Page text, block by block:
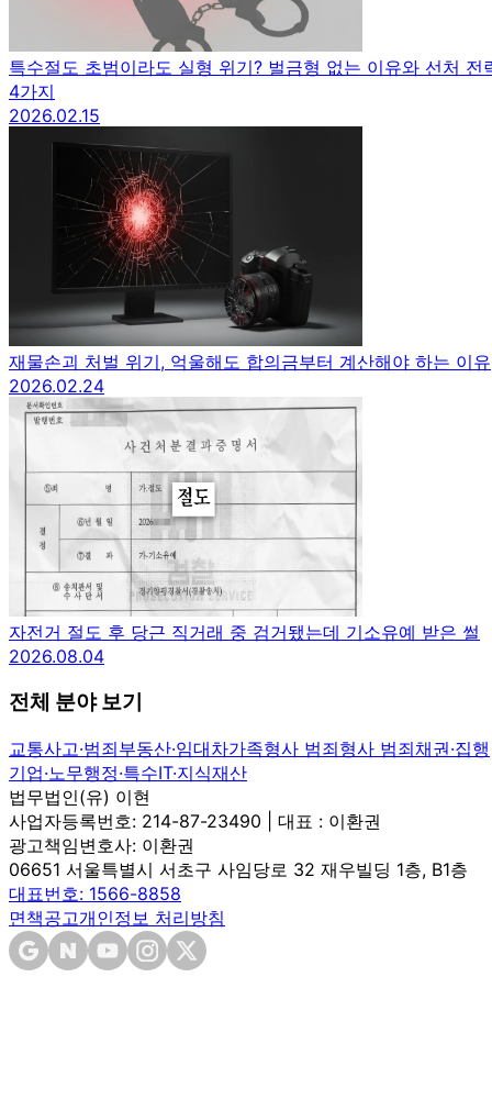
특수절도 초범이라도 실형 위기? 벌금형 없는 이유와 선처 전
4가지
2026.02.15
재물손괴 처벌 위기, 억울해도 합의금부터 계산해야 하는 이유
2026.02.24
자전거 절도 후 당근 직거래 중 검거됐는데 기소유예 받은 썰
2026.08.04
전체 분야 보기
교통사고·범죄부동산·임대차가족형사 범죄형사 범죄채권·집행
기업·노무행정·특수IT·지식재산
법무법인(유) 이현
사업자등록번호: 214-87-23490 | 대표 : 이환권
광고책임변호사: 이환권
06651 서울특별시 서초구 사임당로 32 재우빌딩 1층, B1층
대표번호: 1566-8858
면책공고개인정보 처리방침